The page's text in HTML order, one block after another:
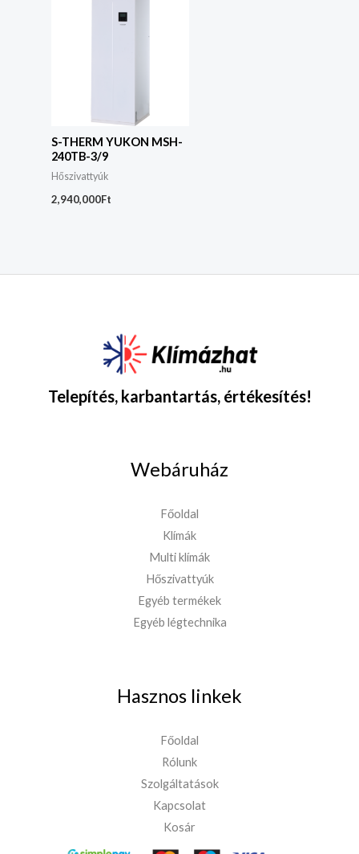
S-THERM YUKON MSH-
240TB-3/9
Hőszivattyúk
2,940,000Ft
Telepítés, karbantartás, értékesítés!
Webáruház
Főoldal
Klímák
Multi klímák
Hőszivattyúk
Egyéb termékek
Egyéb légtechnika
Hasznos linkek
Főoldal
Rólunk
Szolgáltatások
Kapcsolat
Kosár